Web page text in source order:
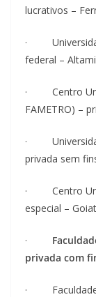
lucrativos –
·
federal –
· Centro
FAMETRO) –
·
privada sem
· Centro
especial –
·
privada com
· Faculdade